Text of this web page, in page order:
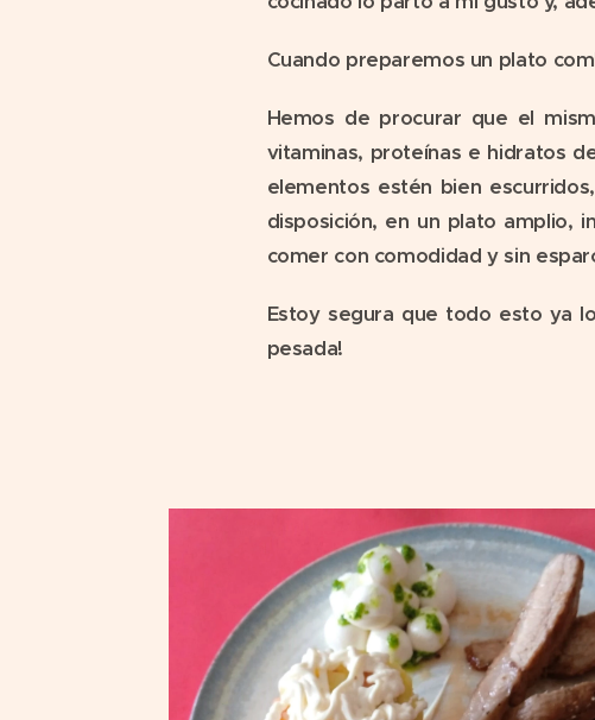
Cuando preparemos un plato
Hemos de procurar que el
vitaminas, proteínas e hidratos
elementos estén bien
disposición, en un plato amplio,
comer con comodidad y sin
Estoy segura que todo esto ya
pesada!